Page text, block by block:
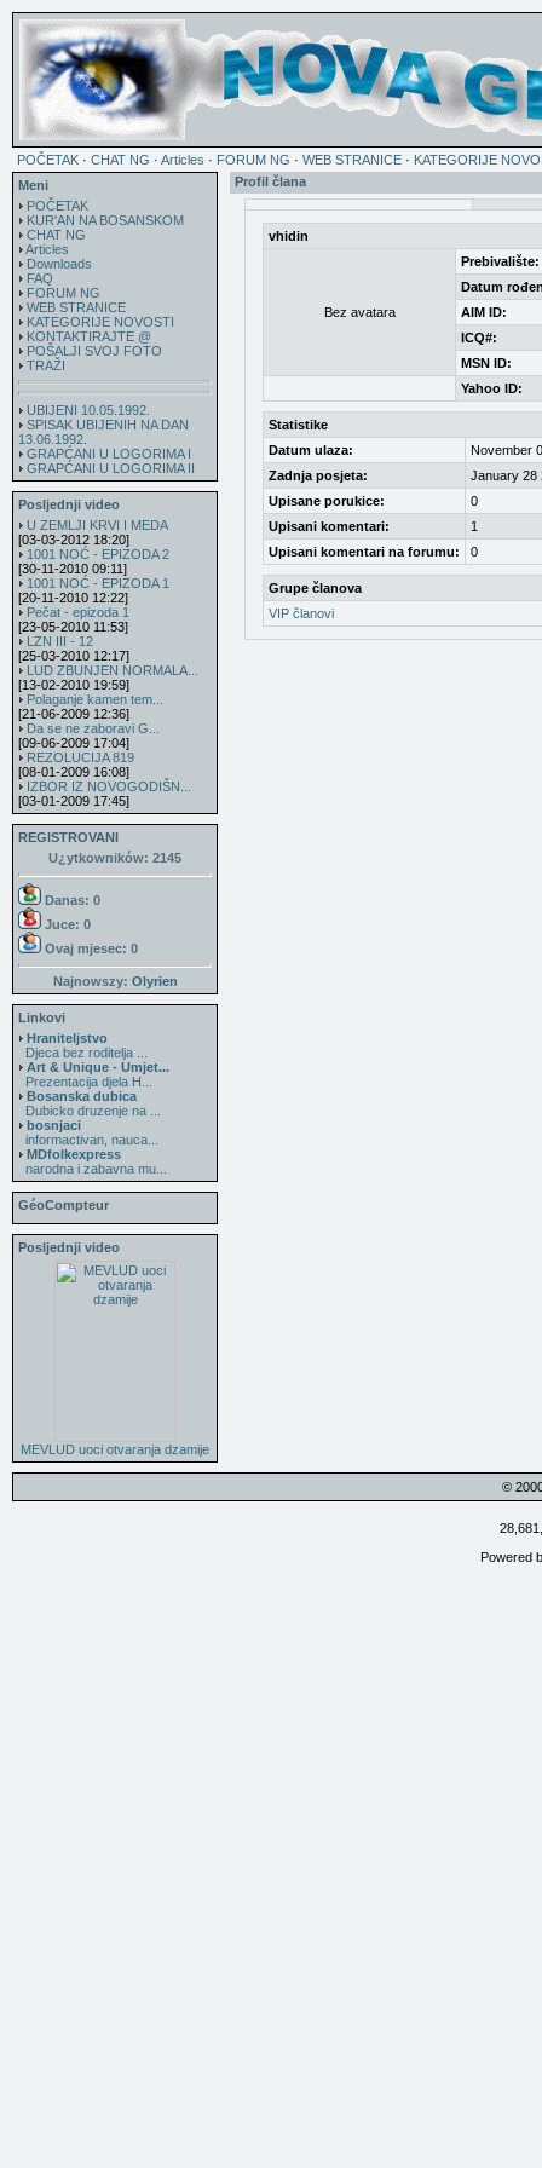
POČETAK · CHAT NG · Articles · FORUM NG · WEB STRANICE · KATEGORIJE
Meni
POČETAK
KUR'AN NA BOSANSKOM
CHAT NG
Articles
Downloads
FAQ
FORUM NG
WEB STRANICE
KATEGORIJE NOVOSTI
KONTAKTIRAJTE @
POŠALJI SVOJ FOTO
TRAŽI
UBIJENI 10.05.1992.
SPISAK UBIJENIH NA DAN
13.06.1992.
GRAPĆANI U LOGORIMA I
GRAPĆANI U LOGORIMA II
Posljednji video
U ZEMLJI KRVI I MEDA
[03-03-2012 18:20]
1001 NOĆ - EPIZODA 2
[30-11-2010 09:11]
1001 NOĆ - EPIZODA 1
[20-11-2010 12:22]
Pečat - epizoda 1
[23-05-2010 11:53]
LZN III - 12
[25-03-2010 12:17]
LUD ZBUNJEN NORMALA...
[13-02-2010 19:59]
Polaganje kamen tem...
[21-06-2009 12:36]
Da se ne zaboravi G...
[09-06-2009 17:04]
REZOLUCIJA 819
[08-01-2009 16:08]
IZBOR IZ NOVOGODIŠN...
[03-01-2009 17:45]
REGISTROVANI
U¿ytkowników: 2145
Danas: 0
Juce: 0
Ovaj mjesec: 0
Najnowszy: Olyrien
Linkovi
Hraniteljstvo
Djeca bez roditelja ...
Art & Unique - Umjet...
Prezentacija djela H...
Bosanska dubica
Dubicko druzenje na ...
bosnjaci
informactivan, nauca...
MDfolkexpress
narodna i zabavna mu...
GéoCompteur
Posljednji video
MEVLUD uoci otvaranja dzamije
Profil člana
vhidin
Bez avatara
Prebivalište:
Datum
AIM ID:
ICQ#:
MSN ID:
Yahoo ID:
Statistike
Datum ulaza:
November
Zadnja posjeta:
January 28
Upisane porukice:
0
Upisani komentari:
1
Upisani komentari na forumu:
0
Grupe članova
VIP članovi
©
Powered